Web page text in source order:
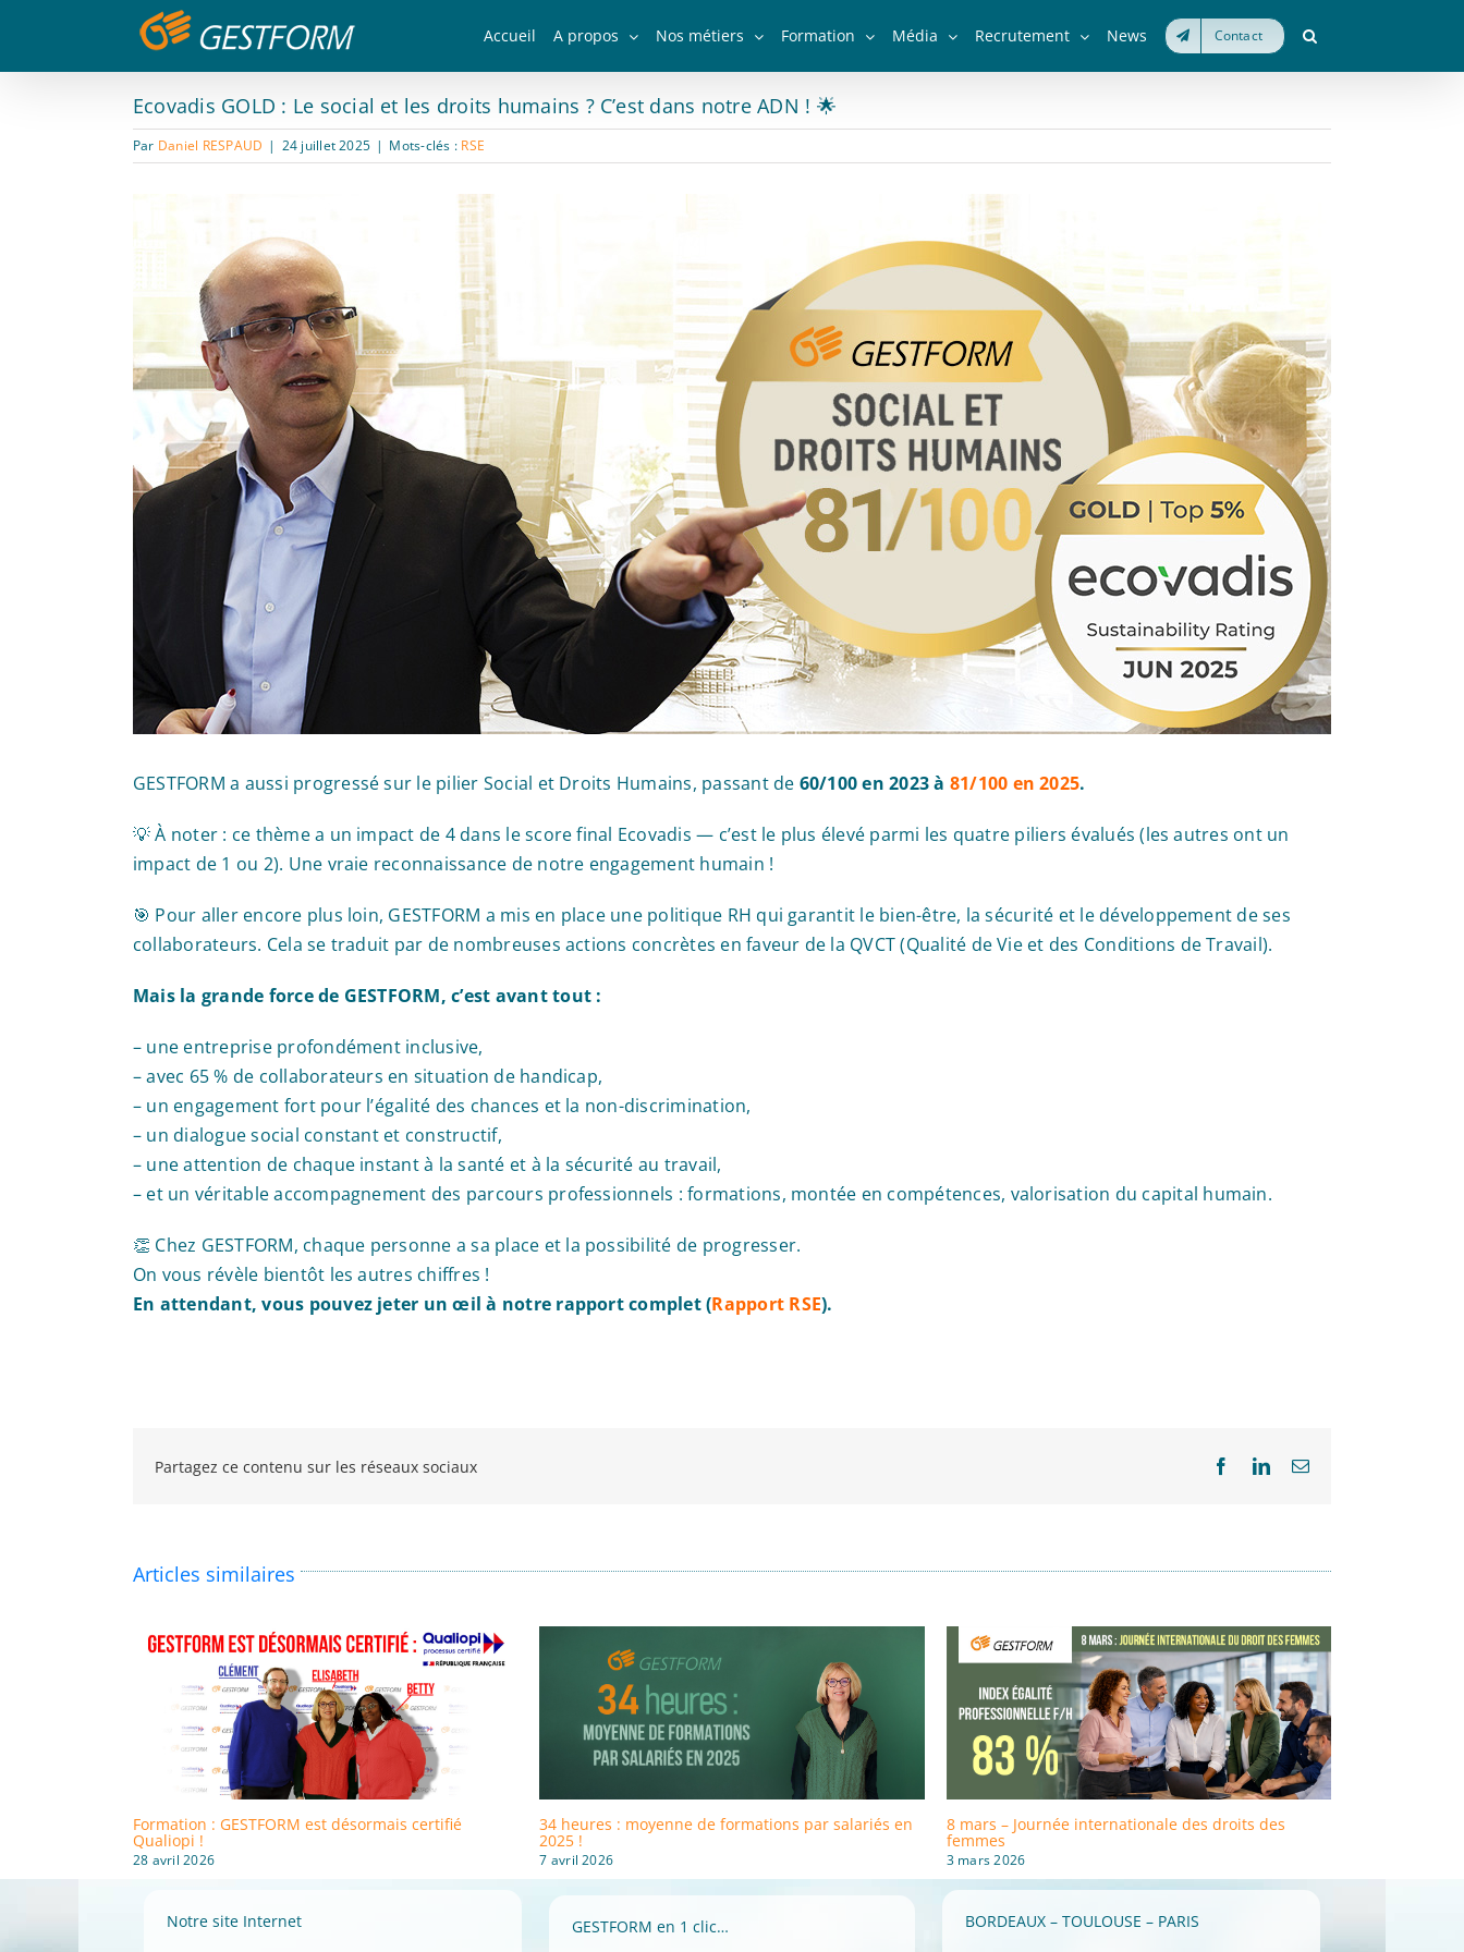
contenu
Accueil A propos Nos métiers Formation Média Recrutement News Contact
Ecovadis GOLD : Le social et les droits humains ? C’est dans notre ADN ! 🌟
Par Daniel RESPAUD | 24 juillet 2025 | Mots-clés : RSE
GESTFORM a aussi progressé sur le pilier Social et Droits Humains, passant de 60/100 en 2023 à 81/100 en 2025.
💡 À noter : ce thème a un impact de 4 dans le score final Ecovadis — c’est le plus élevé parmi les quatre piliers évalués (les autres ont un
impact de 1 ou 2). Une vraie reconnaissance de notre engagement humain !
🎯 Pour aller encore plus loin, GESTFORM a mis en place une politique RH qui garantit le bien-être, la sécurité et le développement de ses
collaborateurs. Cela se traduit par de nombreuses actions concrètes en faveur de la QVCT (Qualité de Vie et des Conditions de Travail).
Mais la grande force de GESTFORM, c’est avant tout :
– une entreprise profondément inclusive,
– avec 65 % de collaborateurs en situation de handicap,
– un engagement fort pour l’égalité des chances et la non-discrimination,
– un dialogue social constant et constructif,
– une attention de chaque instant à la santé et à la sécurité au travail,
– et un véritable accompagnement des parcours professionnels : formations, montée en compétences, valorisation du capital humain.
👏 Chez GESTFORM, chaque personne a sa place et la possibilité de progresser.
On vous révèle bientôt les autres chiffres !
En attendant, vous pouvez jeter un œil à notre rapport complet (Rapport RSE).
Partagez ce contenu sur les réseaux sociaux FacebookLinkedInEmail
Articles similaires
Formation : GESTFORM est désormais certifié
Qualiopi !
28 avril 2026
34 heures : moyenne de formations par salariés en
2025 !
7 avril 2026
8 mars – Journée internationale des droits des
femmes
3 mars 2026
Notre site Internet GESTFORM en 1 clic… BORDEAUX – TOULOUSE – PARIS
Panneau de gestion des cookies